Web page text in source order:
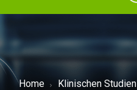
Home Klinischen Studien